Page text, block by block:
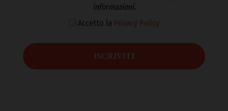
informazioni.
Accetto la Privacy Policy